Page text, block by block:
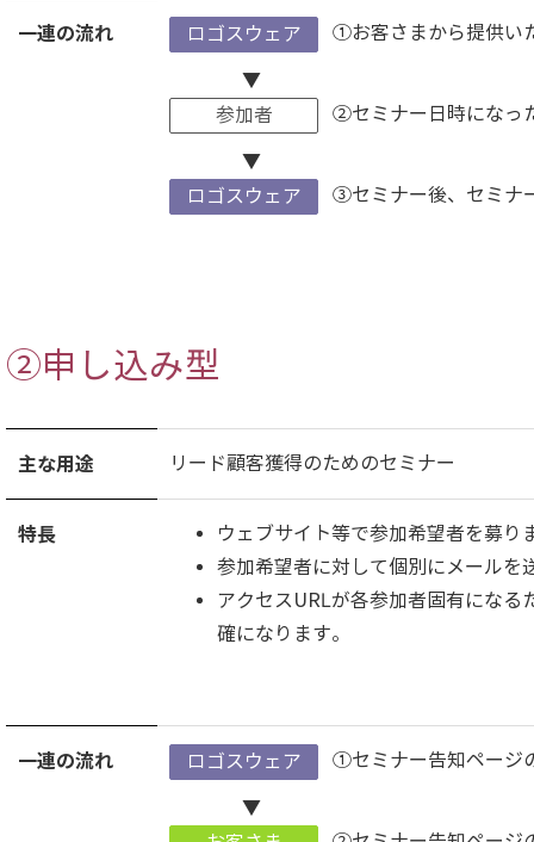
一連の流れ ロゴスウェア
▼
①お客さまから提供い
参加者
▼
②セミナー日時になっ
ロゴスウェア ③セミナー後、セミナ
②申し込み型
主な用途 リード顧客獲得のためのセミナー
特長
ウェブサイト等で参加希望者を募り
参加希望者に対して個別にメールを
アクセスURLが各参加者固有になる
確になります。
一連の流れ ロゴスウェア
▼
①セミナー告知ページ